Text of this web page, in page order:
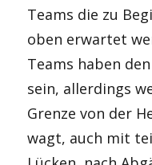
Teams die zu
oben erwartet
Teams haben
sein, allerdings
Grenze von der
wagt, auch mit